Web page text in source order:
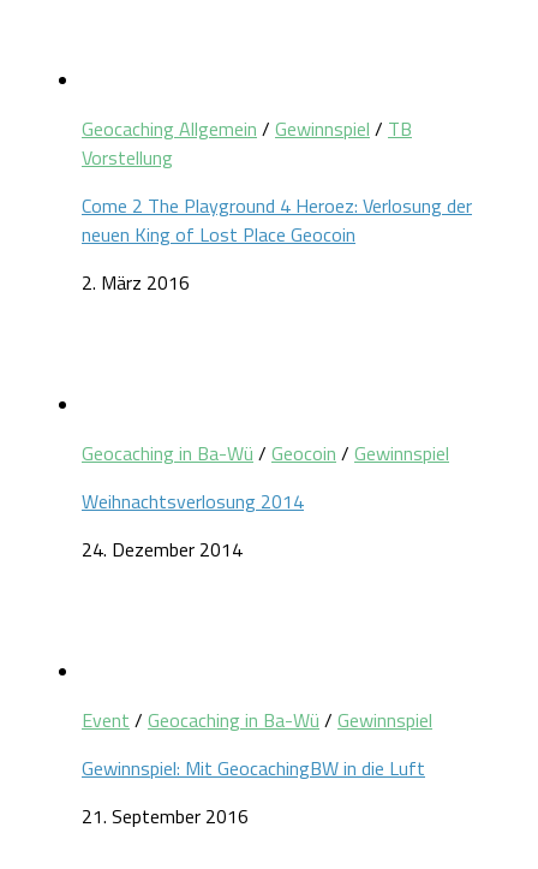
Geocaching Allgemein / Gewinnspiel / TB
Vorstellung
Come 2 The Playground 4 Heroez: Verlosung der
neuen King of Lost Place Geocoin
2. März 2016
Geocaching in Ba-Wü / Geocoin / Gewinnspiel
Weihnachtsverlosung 2014
24. Dezember 2014
Event / Geocaching in Ba-Wü / Gewinnspiel
Gewinnspiel: Mit GeocachingBW in die Luft
21. September 2016